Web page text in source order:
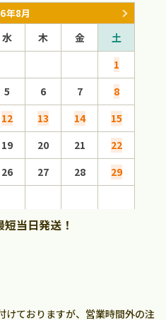
年8月
水 木 金
土
1
5 6 7
8
12 13 14
15
19 20 21
22
26 27 28
29
当日発送！
けておりますが、営業時間外の注